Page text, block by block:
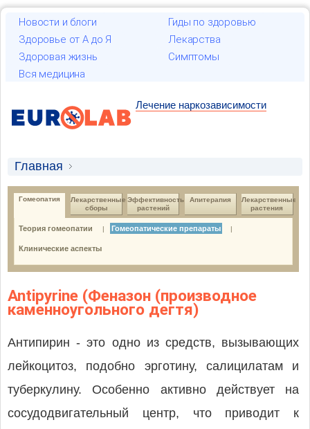
Новости и блоги
Гиды по здоровью
Здоровье от А до Я
Лекарства
Здоровая жизнь
Симптомы
Вся медицина
Лечение наркозависимости
Главная
Лекарственные растения и гомеопатия
Гомеопатия
Гомеопатические препараты
Гомеопатия
Лекарственные
сборы
Эффективность
растений
Апитерапия
Лекарственные
растения
Теория гомеопатии | Гомеопатические препараты |
Клинические аспекты
Antipyrine (Феназон (производное
каменноугольного дегтя)
Антипирин - это одно из средств, вызывающих
лейкоцитоз, подобно эрготину, салицилатам и
туберкулину. Особенно активно действует на
сосудодвигательный центр, что приводит к